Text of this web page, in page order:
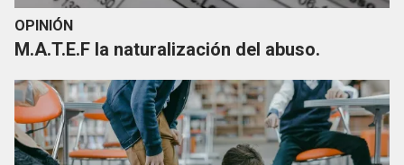
OPINIÓN
M.A.T.E.F la naturalización del abuso.